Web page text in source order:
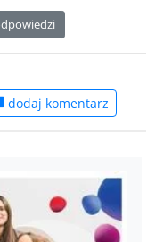
dodaj komentarz